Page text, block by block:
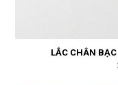
LẮC CHÂN